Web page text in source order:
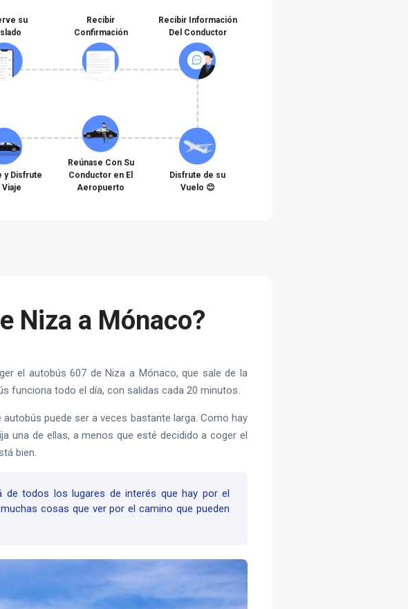
su
Recibir
Confirmación
Recibir Información
Del Conductor
y Disfrute
Viaje
Reúnase Con Su
Conductor en El
Aeropuerto
Disfrute de su
Vuelo 😊
Niza a Mónaco?
el autobús 607 de Niza a Mónaco, que sale de la
funciona todo el día, con salidas cada 20 minutos.
puede ser a veces bastante larga. Como hay
una de ellas, a menos que esté decidido a coger el
bien.
de todos los lugares de interés que hay por el
cosas que ver por el camino que pueden